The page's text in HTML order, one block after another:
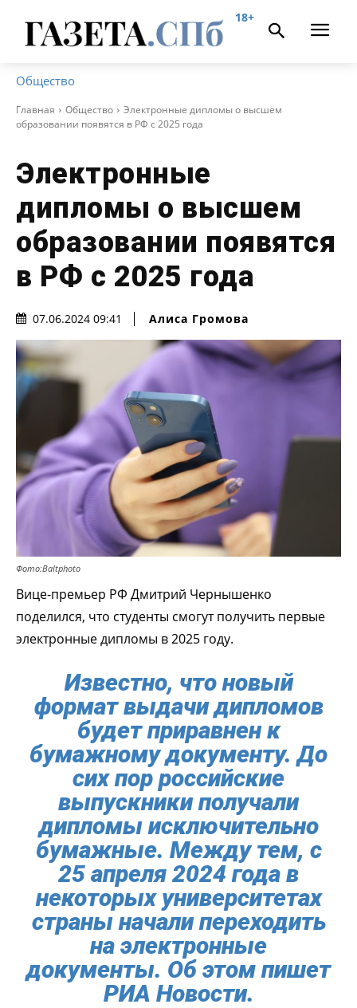
18+
Общество
Главная Общество
Электронные дипломы о высшем
образовании появятся в РФ с 2025 года
Электронные
дипломы о высшем
образовании появятся
в РФ с 2025 года
07.06.2024 09:41 Алиса Громова
Фото:Baltphoto
Вице-премьер РФ Дмитрий Чернышенко
поделился, что студенты смогут получить первые
электронные дипломы в 2025 году.
Известно, что новый
формат выдачи дипломов
будет приравнен к
бумажному документу. До
сих пор российские
выпускники получали
дипломы исключительно
бумажные. Между тем, с
25 апреля 2024 года в
некоторых университетах
страны начали переходить
на электронные
документы. Об этом пишет
РИА Новости.